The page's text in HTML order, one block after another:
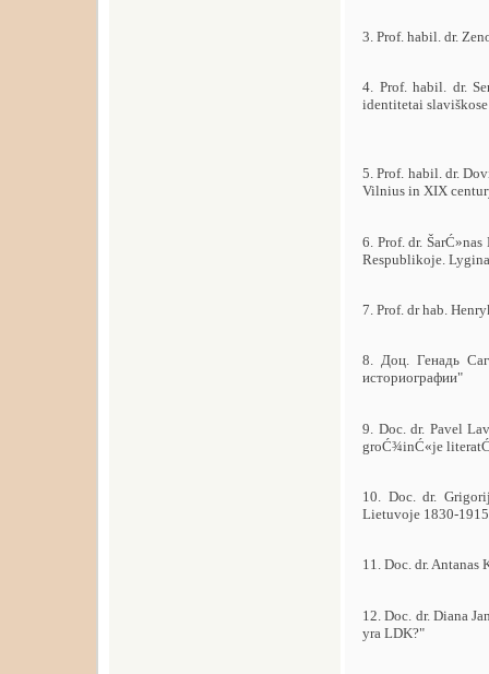
3. Prof. habil. dr.
4. Prof. habil. dr.
identitetai
5. Prof. habil. dr.
Vilnius in XIX
6. Prof. dr.
Respublikoje.
7. Prof. dr hab.
8. Доц. Генадь
историографии"
9. Doc. dr. Pavel
groĆ¾inĆ«je
10. Doc. dr.
Lietuvoje 1830-
11. Doc. dr.
12. Doc. dr. Diana
yra LDK?"